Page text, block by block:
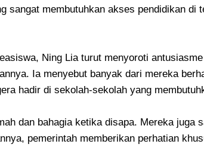
sangat membutuhkan akses pendidikan di
Ning Lia turut menyoroti
Ia menyebut banyak dari mereka
hadir di sekolah-sekolah yang
dan bahagia ketika disapa. Mereka juga
pemerintah memberikan perhatian